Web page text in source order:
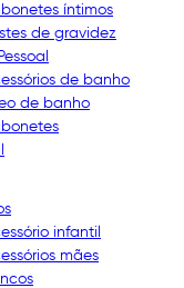
íntimos
de gravidez
de banho
de banho
infantil
mães